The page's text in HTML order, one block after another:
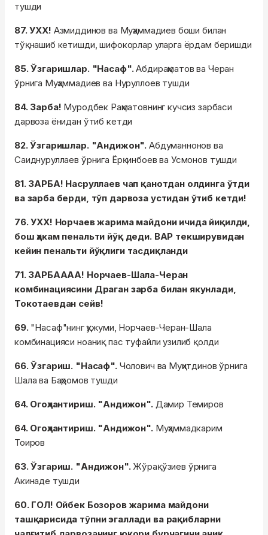
тушди
87. УХХ! Азмиддинов ва Муҳаммадиев боши билан
тўқнашиб кетишди, шифокорлар уларга ёрдам беришди
85. Ўзгаришлар. "Насаф".Абдираҳматов ва Черан
ўрнига Муҳаммадиев ва Нуруллоев тушди
84. Зарба! Муродбек Раҳматовнинг кучсиз зарбаси
дарвоза ёнидан ўтиб кетди
82. Ўзгаришлар. "Андижон". Абдуманнонов ва
Саиднуруллаев ўрнига Ёрқинбоев ва Усмонов тушди
81. ЗАРБА! Насруллаев чап қанотдан олдинга ўтди
ва зарба берди, тўп дарвоза устидан ўтиб кетди!
76. УХХ! Норчаев жарима майдони ичида йиқилди,
бош ҳакам пенальти йўқ деди. ВАР текширувидан
кейин пенальти йўқлиги тасдиқланди
71. ЗАРБАААА! Норчаев-Шала-Черан
комбинациясини Драган зарба билан якунлади,
Токотаевдан сейв!
69. "Насаф"нинг ҳужуми, Норчаев-Черан-Шала
комбинацияси ноаниқ пас туфайли узилиб қолди
66. Ўзгариш. "Насаф". Чолович ва Муҳитдинов ўрнига
Шала ва Баҳромов тушди
64. Огоҳлантириш. "Андижон". Дамир Темиров
64. Огоҳлантириш. "Андижон". Муҳаммадкарим
Тоиров
63. Ўзгариш. "Андижон". Жўрақўзиев ўрнига
Акинаде тушди
60. ГОЛ! Ойбек Бозоров жарима майдони
ташқарисида тўпни эгаллади ва рақибларни